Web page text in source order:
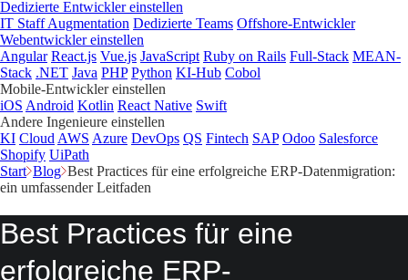
Dedizierte Entwickler einstellen
IT Staff Augmentation Dedizierte Teams Offshore-Entwickler
Webentwickler einstellen
Angular React.js Vue.js JavaScript Ruby on Rails Full-Stack MEAN-
Stack .NET Java PHP Python KI-Hub Cobol
Mobile-Entwickler einstellen
iOS Android Kotlin React Native Swift
Andere Ingenieure einstellen
KI Cloud AWS Azure DevOps QS Fintech SAP Odoo Salesforce
Shopify UiPath
Start Blog Best Practices für eine erfolgreiche ERP-Datenmigration:
ein umfassender Leitfaden
Best Practices für eine
erfolgreiche ERP-